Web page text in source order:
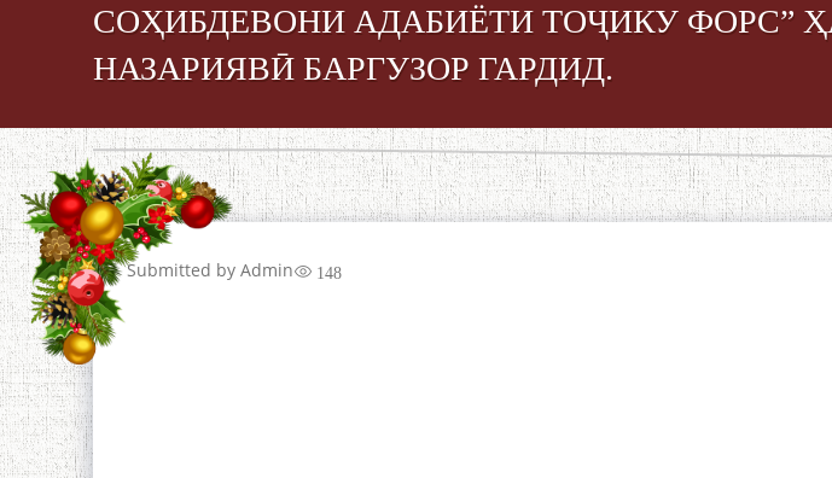
СОҲИБДЕВОНИ АДАБИЁТИ ТОҶИКУ
НАЗАРИЯВӢ БАРГУЗОР ГАРДИД.
Submitted by Admin 148